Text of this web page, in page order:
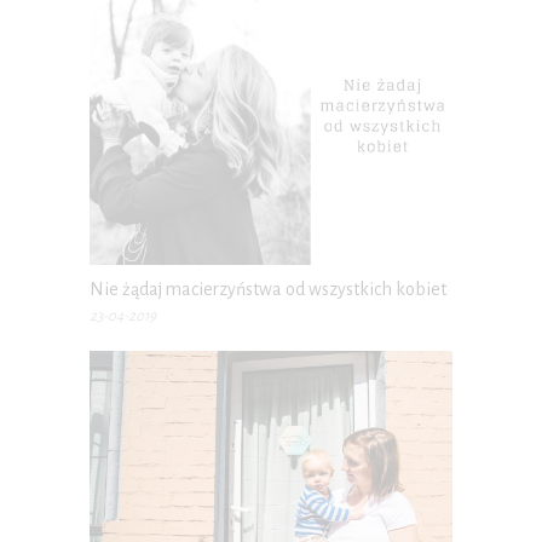
Nie żądaj macierzyństwa od wszystkich kobiet
23-04-2019
P.S. W każdej chwili możesz wypisać się z kursu.